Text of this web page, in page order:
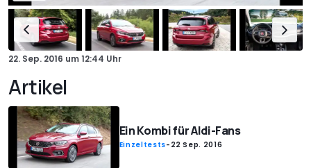
22. Sep. 2016 um12:44 Uhr
Artikel
Ein Kombi für Aldi-Fans
Einzeltests- 22 Sep. 2016